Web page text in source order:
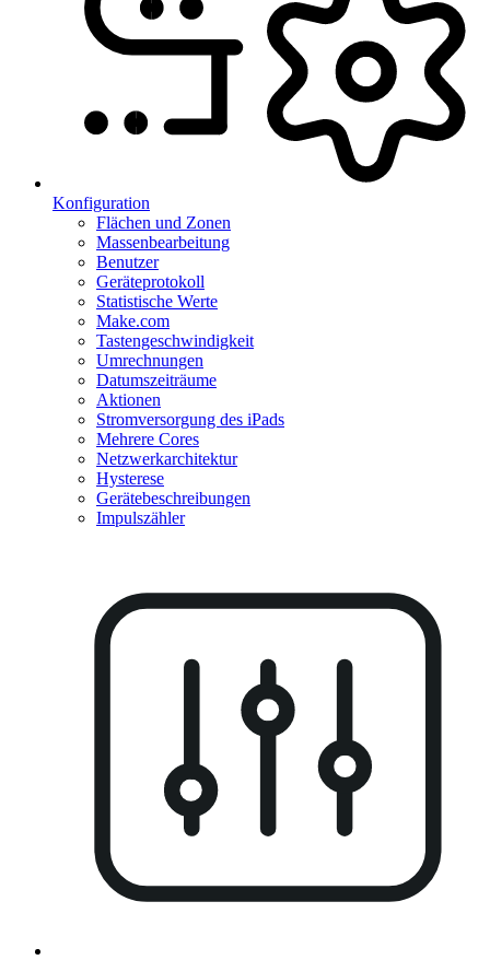
Konfiguration
Flächen und Zonen
Massenbearbeitung
Benutzer
Geräteprotokoll
Statistische Werte
Make.com
Tastengeschwindigkeit
Umrechnungen
Datumszeiträume
Aktionen
Stromversorgung des iPads
Mehrere Cores
Netzwerkarchitektur
Hysterese
Gerätebeschreibungen
Impulszähler